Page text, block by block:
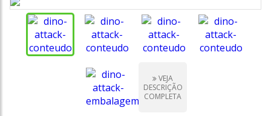
VEJA
DESCRIÇÃO
COMPLETA